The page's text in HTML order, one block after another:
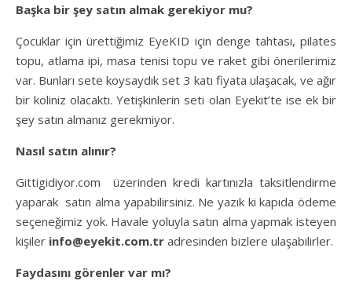
Başka bir şey satın almak gerekiyor mu?
Çocuklar için ürettiğimiz EyeKID için denge tahtası, pilates
topu, atlama ipi, masa tenisi topu ve raket gibi önerilerimiz
var. Bunları sete koysaydık set 3 katı fiyata ulaşacak, ve ağır
bir koliniz olacaktı. Yetişkinlerin seti olan Eyekit’te ise ek bir
şey satın almanız gerekmiyor.
Nasıl satın alınır?
Gittigidiyor.com üzerinden kredi kartınızla taksitlendirme
yaparak satın alma yapabilirsiniz. Ne yazık ki kapıda ödeme
seçeneğimiz yok. Havale yoluyla satın alma yapmak isteyen
kişiler info@eyekit.com.tr adresinden bizlere ulaşabilirler.
Faydasını görenler var mı?